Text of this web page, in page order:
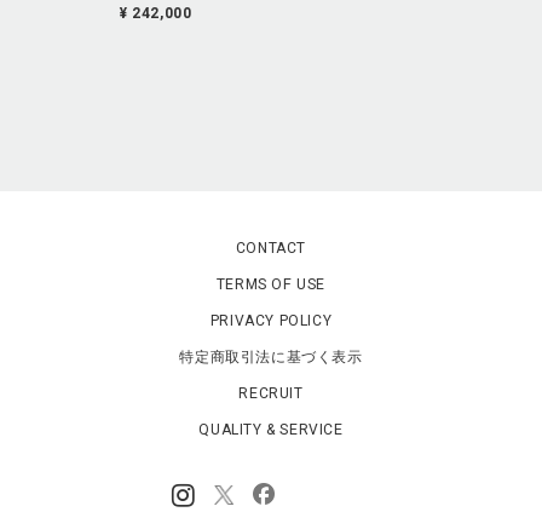
¥ 242,000
CONTACT
TERMS OF USE
PRIVACY POLICY
特定商取引法に基づく表示
RECRUIT
QUALITY & SERVICE